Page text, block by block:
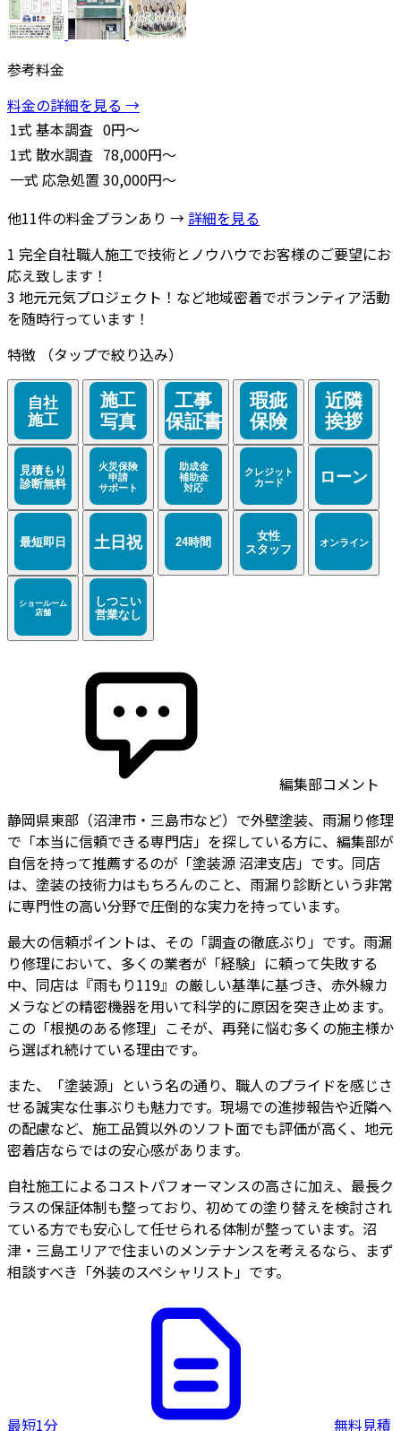
参考料金
料金の詳細を見る →
1式 基本調査 0円～
1式 散水調査 78,000円～
一式 応急処置 30,000円～
他11件の料金プランあり → 詳細を見る
1 完全自社職人施工で技術とノウハウでお客様のご要望にお
応え致します！
3 地元元気プロジェクト！など地域密着でボランティア活動
を随時行っています！
特徴
（タップで絞り込み）
編集部コメント
静岡県東部（沼津市・三島市など）で外壁塗装、雨漏り修理
で「本当に信頼できる専門店」を探している方に、編集部が
自信を持って推薦するのが「塗装源 沼津支店」です。同店
は、塗装の技術力はもちろんのこと、雨漏り診断という非常
に専門性の高い分野で圧倒的な実力を持っています。
最大の信頼ポイントは、その「調査の徹底ぶり」です。雨漏
り修理において、多くの業者が「経験」に頼って失敗する
中、同店は『雨もり119』の厳しい基準に基づき、赤外線カ
メラなどの精密機器を用いて科学的に原因を突き止めます。
この「根拠のある修理」こそが、再発に悩む多くの施主様か
ら選ばれ続けている理由です。
また、「塗装源」という名の通り、職人のプライドを感じさ
せる誠実な仕事ぶりも魅力です。現場での進捗報告や近隣へ
の配慮など、施工品質以外のソフト面でも評価が高く、地元
密着店ならではの安心感があります。
自社施工によるコストパフォーマンスの高さに加え、最長ク
ラスの保証体制も整っており、初めての塗り替えを検討され
ている方でも安心して任せられる体制が整っています。沼
津・三島エリアで住まいのメンテナンスを考えるなら、まず
相談すべき「外装のスペシャリスト」です。
最短1分 無料見積